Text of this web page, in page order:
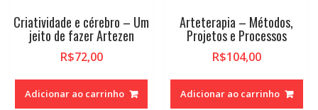
Criatividade e cérebro – Um
jeito de fazer Artezen
R$72,00
Adicionar ao carrinho
Arteterapia – Métodos,
Projetos e Processos
R$104,00
Adicionar ao carrinho